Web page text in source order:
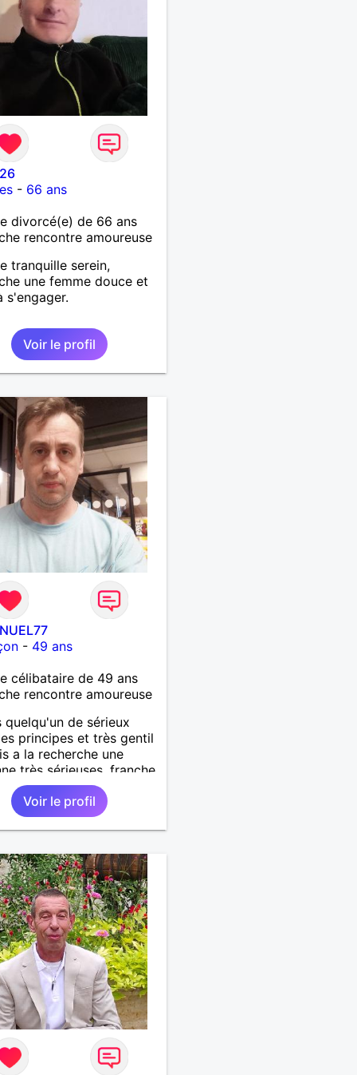
- 66 ans
divorcé(e) de 66 ans
rencontre amoureuse
tranquille serein,
une femme douce et
s'engager.
Voir le profil
- 49 ans
célibataire de 49 ans
rencontre amoureuse
quelqu'un de sérieux
principes et très gentil
a la recherche une
très sérieuses ,franche
les critères les plus
voir accepter une
divorcer avec son
n y a aucun problème.
merci. Recherche dans
temps dialogue et
à connaître la
puis dans un deuxième
relation plus sérieuse a
vie a deux. (2017 )Ma
professionnelle et
de sécurité privée et
SIAP1. ET télésurveillance
protection dans les
supermarché. en CDI Mes
Sont la robotique ,vtt
,astronomie . Service
Voir le profil